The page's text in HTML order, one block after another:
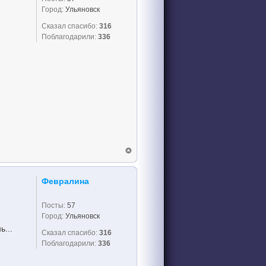
Город: Ульяновск
Сказал спасибо: 316
Поблагодарили: 336
Февралина
Посты: 57
Город: Ульяновск
Сказал спасибо: 316
Поблагодарили: 336